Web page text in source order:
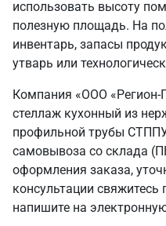
использовать высоту
полезную площадь. На
инвентарь, запасы
утварь или
Компания «ООО «Регион-
стеллаж кухонный из
профильной трубы
самовывоза со склада
оформления заказа,
консультации свяжитесь
напишите на